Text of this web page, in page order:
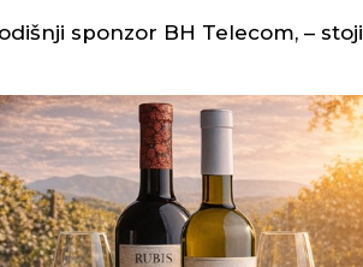
sponzor BH Telecom, – stoji